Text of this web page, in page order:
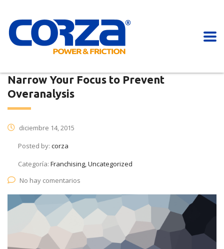
Narrow Your Focus to Prevent
Overanalysis
diciembre 14, 2015
Posted by: corza
Categoría: Franchising, Uncategorized
No hay comentarios